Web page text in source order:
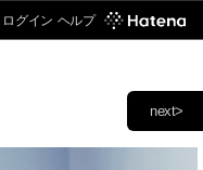
ログイン ヘルプ
next>